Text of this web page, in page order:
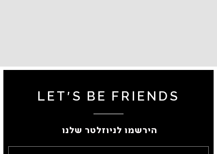
LET'S BE FRIENDS
הירשמו לניוזלטר שלנו ​